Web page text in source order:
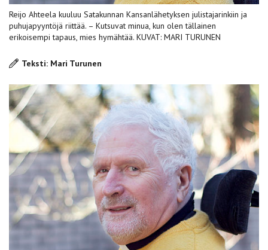
Reijo Ahteela kuuluu Satakunnan Kansanlähetyksen julistajarinkiin ja
puhujapyyntöjä riittää. – Kutsuvat minua, kun olen tällainen
erikoisempi tapaus, mies hymähtää. KUVAT: MARI TURUNEN
Teksti: Mari Turunen